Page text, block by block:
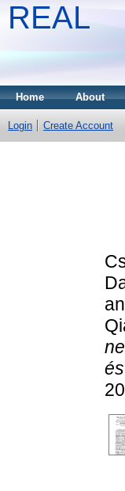
REAL
Home About
Login Create Account